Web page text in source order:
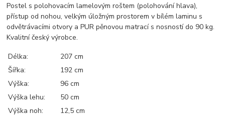
Postel s polohovacím lamelovým roštem (polohování hlava),
přístup od nohou, velkým úložným prostorem v bílém laminu s
odvětrávacími otvory a PUR pěnovou matrací s nosností do 90 kg.
Kvalitní český výrobce.
Délka:
207 cm
Šířka:
192 cm
Výška:
96 cm
Výška lehu:
50 cm
Výška noh:
12,5 cm